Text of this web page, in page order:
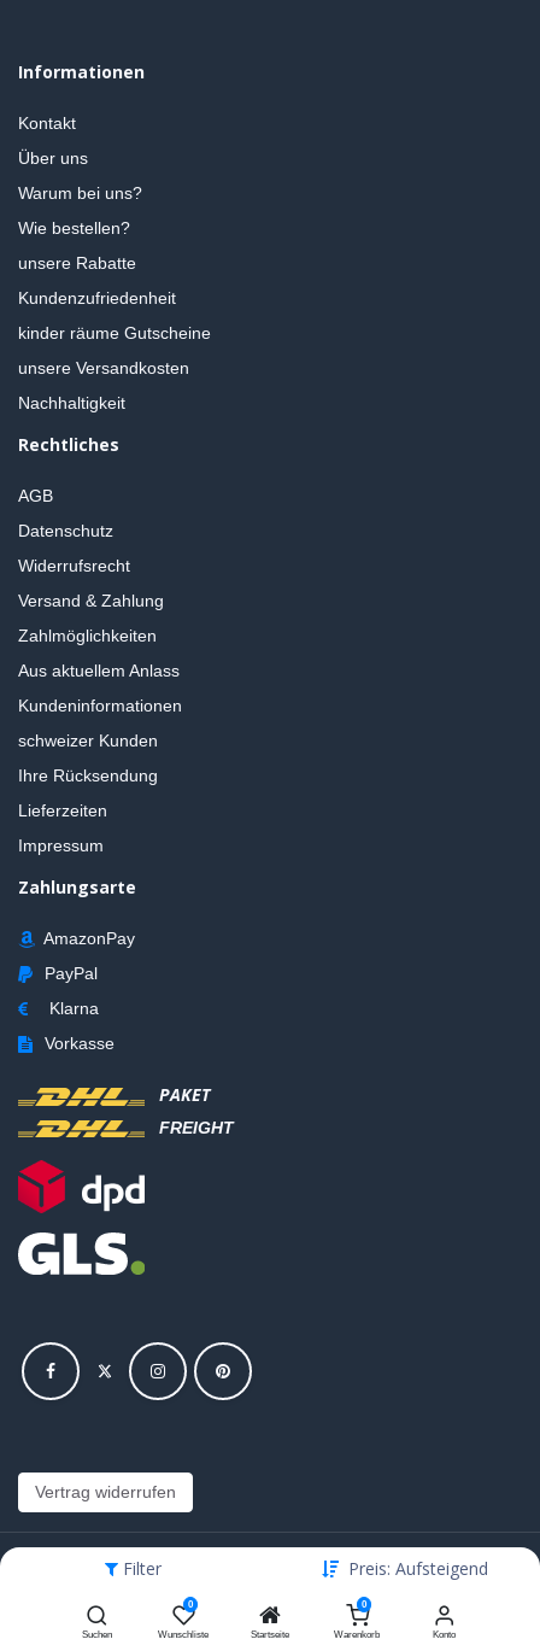
Filter Preis: Aufsteigend
Suchen
0
Wunschliste Startseite
0
Warenkorb Konto
Informationen
Kontakt
Über uns
Warum bei uns?
Wie bestellen?
unsere Rabatte
Kundenzufriedenheit
kinder räume Gutscheine
unsere Versandkosten
Nachhaltigkeit
Rechtliches
AGB
Datenschutz
Widerrufsrecht
Versand & Zahlung
Zahlmöglichkeiten
Aus aktuellem Anlass
Kundeninformationen
schweizer Kunden
Ihre Rücksendung
Lieferzeiten
Impressum
Zahlungsarte
AmazonPay
PayPal
Klarna
Vorkasse
PAKET
FREIGHT
Vertrag widerrufen
Copyright © Hajus AG - Alle Rechte vorbehalten
Bearbeite Einstellungen